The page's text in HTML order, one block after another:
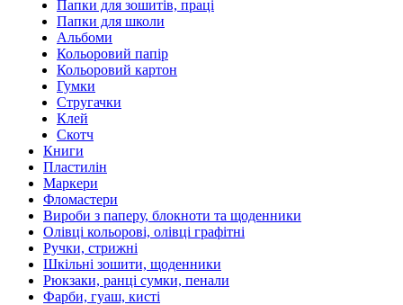
Папки для зошитів, праці
Папки для школи
Альбоми
Кольоровий папір
Кольоровий картон
Гумки
Стругачки
Клей
Скотч
Книги
Пластилін
Маркери
Фломастери
Вироби з паперу, блокноти та щоденники
Олівці кольорові, олівці графітні
Ручки, стрижні
Шкільні зошити, щоденники
Рюкзаки, ранці сумки, пенали
Фарби, гуаш, кисті